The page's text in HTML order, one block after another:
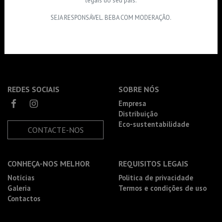
SEJA RESPONSÁVEL. BEBA COM MODERAÇÃO.
REDES SOCIAIS
CONTACTE-NOS
SOBRE NÓS
Empresa
Distribuição
Eco-sustentabilidade
CONHEÇA-NOS MELHOR
Notícias
Galeria
Contactos
REQUISITOS LEGAIS
Politica de privacidade
Termos e condições de uso